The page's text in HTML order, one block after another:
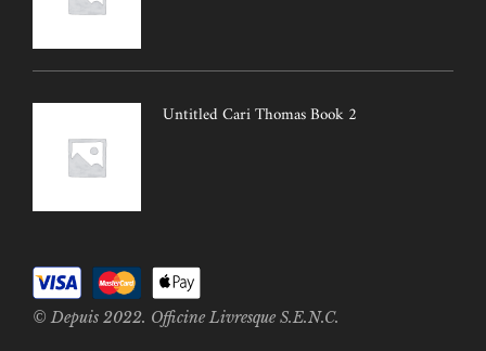
Untitled Cari Thomas Book 2
© Depuis 2022. Officine Livresque S.E.N.C.